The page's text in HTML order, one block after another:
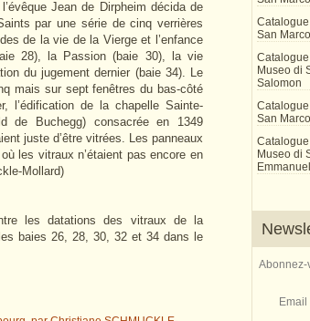
Jean de Dirpheim décida de
par une série de cinq verrières
de la vie de la Vierge et l’enfance
28), la Passion (baie 30), la vie
du jugement dernier (baie 34). Le
mais sur sept fenêtres du bas-côté
l’édification de la chapelle Sainte-
de Buchegg) consacrée en 1349
juste d’être vitrées. Les panneaux
les vitraux n’étaient pas encore en
Mollard)
les datations des vitraux de la
baies 26, 28, 30, 32 et 34 dans le
San
Museo di
Salomon
San
Museo di
Abonnez-
Email